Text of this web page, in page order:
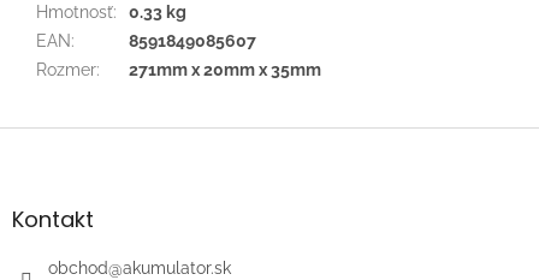
Hmotnosť:
0.33 kg
EAN:
8591849085607
Rozmer: 271mm x 20mm x 35mm
Z
äKontakt
obchod@akumulator.sk